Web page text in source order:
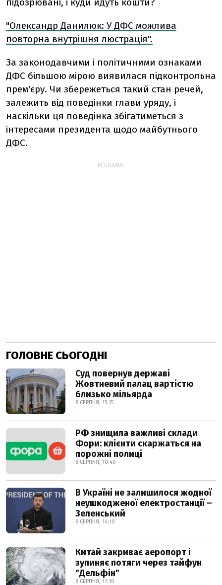
"Олександр Данилюк: У ДФС можлива
повторна внутрішня люстрація".
За законодавчими і політичними ознаками
ДФС більшою мірою виявилася підконтрольна
прем'єру. Чи збережеться такий стан речей,
залежить від поведінки глави уряду, і
наскільки ця поведінка збігатиметься з
інтересами президента щодо майбутнього
ДФС.
РЕКЛАМА:
ГОЛОВНЕ СЬОГОДНІ
Суд повернув державі
Жовтневий палац вартістю
близько мільярда
8 СЕРПНЯ, 15:15
РФ знищила важливі склади
Фори: клієнти скаржаться на
порожні полиці
8 СЕРПНЯ, 10:40
В Україні не залишилося жодної
неушкодженої електростанції –
Зеленський
8 СЕРПНЯ, 14:10
Китай закриває аеропорт і
зупиняє потяги через тайфун
"Дельфін"
8 СЕРПНЯ, 17:10